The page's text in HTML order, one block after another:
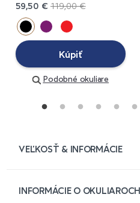
59,50 € 119,00 €
Kúpiť
Podobné okuliare
VEĽKOSŤ & INFORMÁCIE
INFORMÁCIE O OKULIAROCH